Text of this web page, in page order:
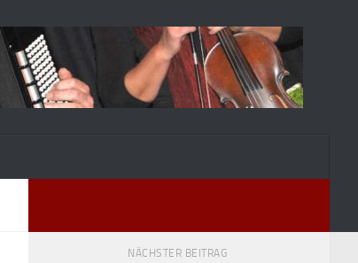
NÄCHSTER BEITRAG